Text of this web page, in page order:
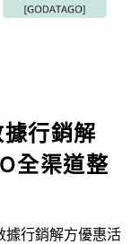
據行銷解
全渠道整
據行銷解方優惠活